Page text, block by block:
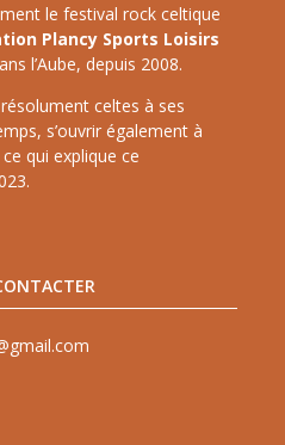
le festival rock celtique
Plancy Sports Loisirs
l’Aube, depuis 2008.
celtes à ses
s’ouvrir également à
qui explique ce